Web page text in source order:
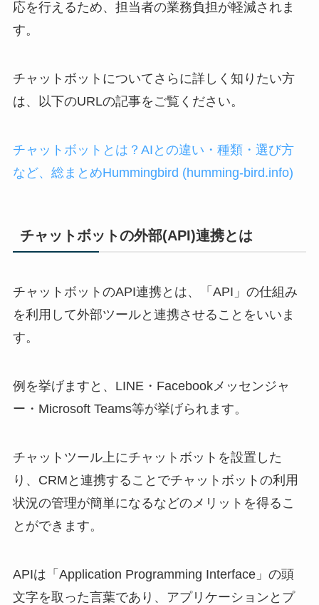
応を行えるため、担当者の業務負担が軽減されま
す。
チャットボットについてさらに詳しく知りたい方
は、以下のURLの記事をご覧ください。
チャットボットとは？ AI との違い・種類・選び方
など、総まとめHummingbird (humming-bird.info)
チャットボットの外部(API)連携とは
チャットボットのAPI連携とは、「API」の仕組み
を利用して外部ツールと連携させることをいいま
す。
例を挙げますと、LINE・Facebookメッセンジャ
ー・Microsoft Teams等が挙げられます。
チャットツール上にチャットボットを設置した
り、CRMと連携することでチャットボットの利用
状況の管理が簡単になるなどのメリットを得るこ
とができます。
APIは「Application Programming Interface」の頭
文字を取った言葉であり、アプリケーションとプ